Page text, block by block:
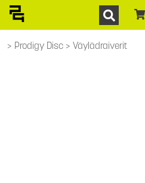
Prodigy Disc Väylädraiverit